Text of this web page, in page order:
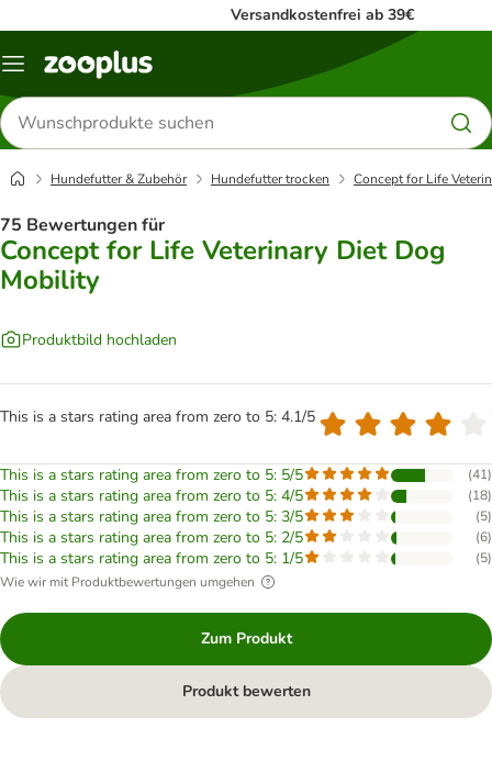
Versandkostenfrei ab 39€
Menü
Produkte
suchen
Hundefutter & Zubehör Hundefutter trocken Concept for Life
75 Bewertungen für
Concept for Life Veterinary Diet Dog
Mobility
Produktbild hochladen
This is a stars rating area from zero to 5: 4.1/5
This is a stars rating area from zero to 5: 5/5 (41)
This is a stars rating area from zero to 5: 4/5 (18)
This is a stars rating area from zero to 5: 3/5 (5)
This is a stars rating area from zero to 5: 2/5 (6)
This is a stars rating area from zero to 5: 1/5 (5)
Wie wir mit Produktbewertungen umgehen
Zum Produkt
Produkt bewerten